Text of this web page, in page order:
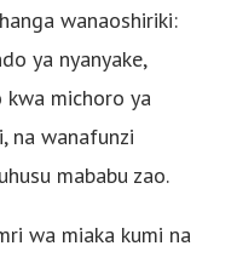
wanaoshiriki:
ya nyanyake,
kwa michoro ya
na wanafunzi
mababu zao.
wa miaka kumi na